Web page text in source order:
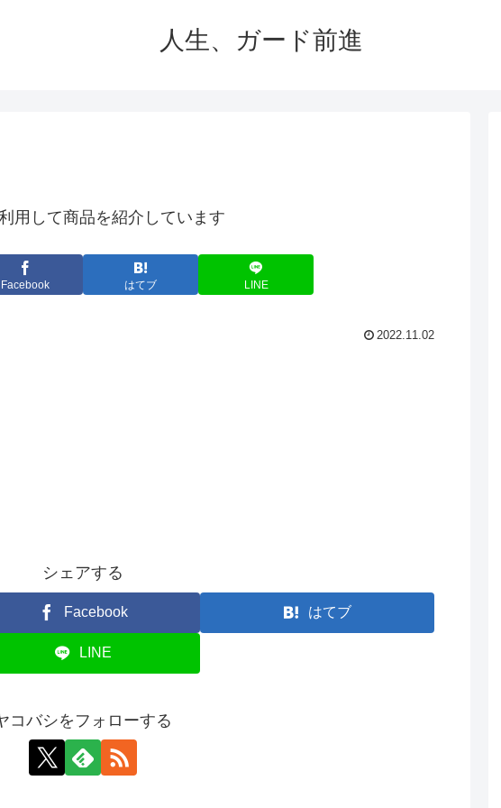
人生、ガード前進
用して商品を紹介しています
Facebook はてブ LINE
2022.11.02
シェアする
Facebook はてブ
LINE
コバシをフォローする